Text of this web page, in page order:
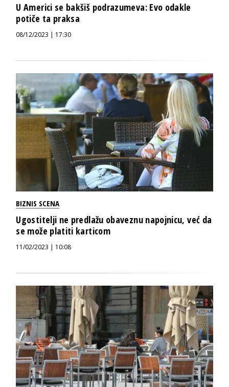
U Americi se bakšiš podrazumeva: Evo odakle
potiče ta praksa
08/12/2023 | 17:30
BIZNIS SCENA
Ugostitelji ne predlažu obaveznu napojnicu, već da
se može platiti karticom
11/02/2023 | 10:08